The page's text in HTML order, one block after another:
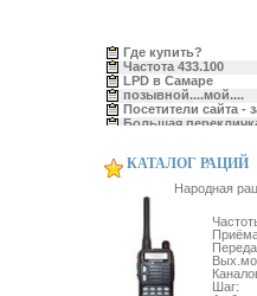
Где купить?
Частота 433.100
LPD в Самаре
позывной....мой....
Посетители сайта -
Большая
Ещё одна ссылочка
TeamSpeak 3
FRN сервер
MK726-L, линк,
Каналы в Пензе!
Каналы в Пензе!
Линк МК367 СЗАО
Регистрация!!!
Есть ли у кого
КАТАЛОГ РАЦИЙ
Народная
Шаг: